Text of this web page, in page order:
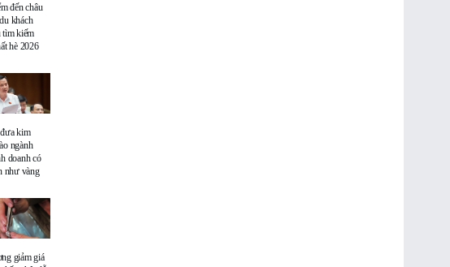
đến châu
khách
tìm kiếm
hè 2026
kim
ngành
doanh có
như vàng
giảm giá